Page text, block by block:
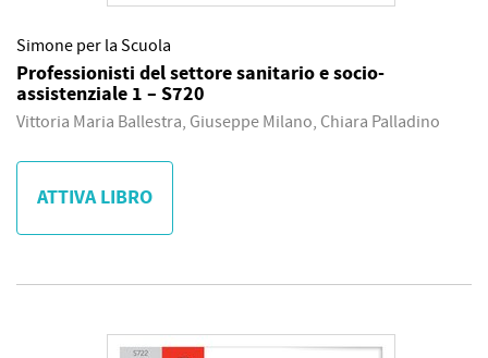
Simone per la Scuola
Professionisti del settore sanitario e socio-
assistenziale 1 – S720
Vittoria Maria Ballestra, Giuseppe Milano, Chiara Palladino
ATTIVA LIBRO